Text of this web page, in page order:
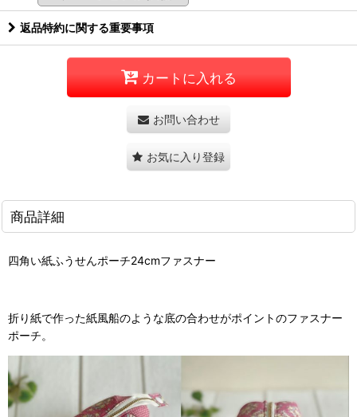
返品特約に関する重要事項
カートに入れる
お問い合わせ
お気に入り登録
商品詳細
四角い紙ふうせんポーチ24cmファスナー
折り紙で作った紙風船のような底の合わせがポイントのファスナー
ポーチ。